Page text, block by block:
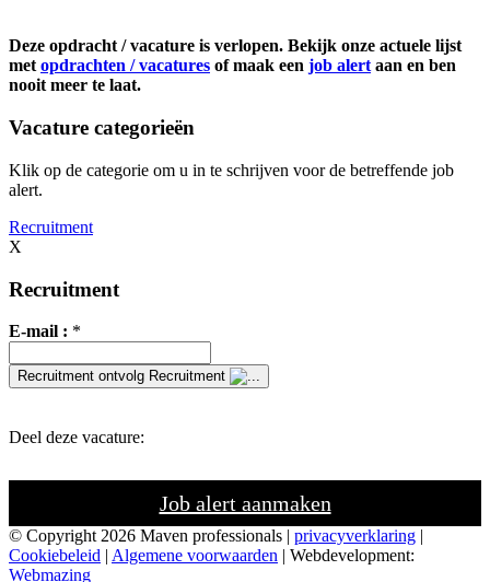
Deze opdracht / vacature is verlopen. Bekijk onze actuele lijst
metopdrachten / vacatures of maak een job alertaan en ben
nooit meer te laat.
Vacature categorieën
Klik op de categorie om u in te schrijven voor de betreffende job
alert.
Recruitment
X
Recruitment
E-mail : *
Recruitment ontvolg Recruitment
Deel deze vacature:
Job alert aanmaken
© Copyright 2026 Maven professionals | privacyverklaring |
Cookiebeleid | Algemene voorwaarden | Webdevelopment:
Webmazing